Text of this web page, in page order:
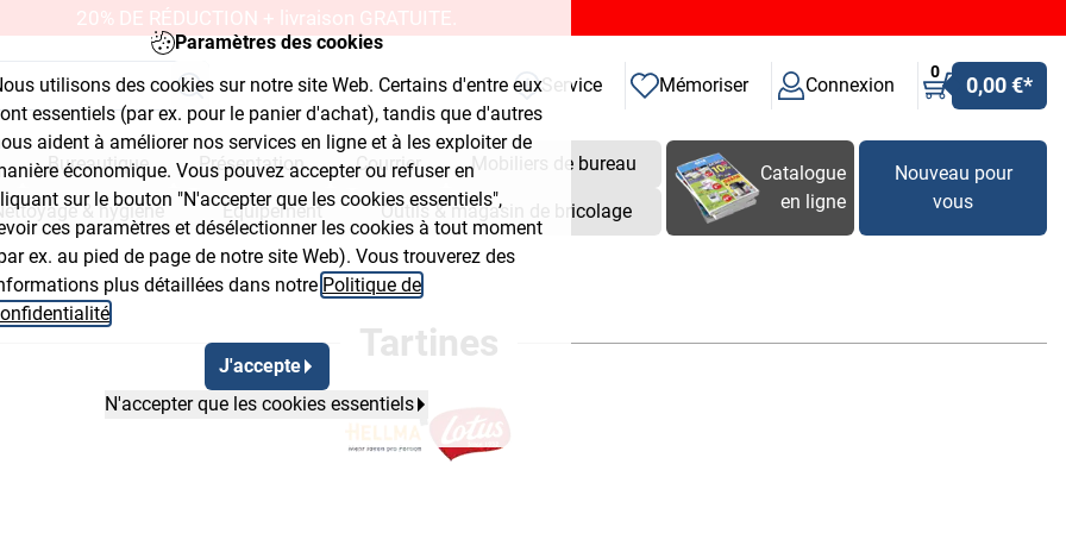
Paramètres des cookies
utilisons des cookies sur notre site Web. Certains d'entre eux
essentiels (par ex. pour le panier d'achat), tandis que d'autres
aident à améliorer nos services en ligne et à les exploiter de
économique. Vous pouvez accepter ou refuser en
sur le bouton "N'accepter que les cookies essentiels",
ces paramètres et désélectionner les cookies à tout moment
ex. au pied de page de notre site Web). Vous trouverez des
plus détaillées dans notre Politique de
J'accepte
N'accepter que les cookies essentiels
20% DE RÉDUCTION + livraison GRATUITE.
Service Mémoriser Connexion
0
0,00 €*
Bureautique Présentation Courrier Mobiliers de bureau
& hygiène Équipement Outils & magasin de bricolage
Catalogue
en ligne
Nouveau pour
vous
Button 2
Tartines